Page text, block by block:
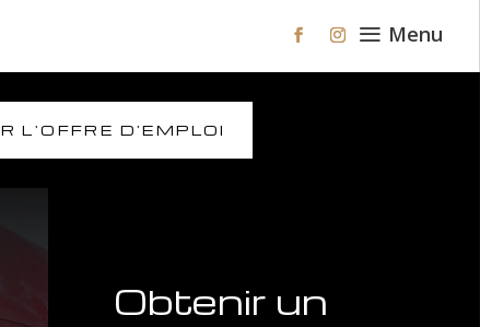
a Menu
L'OFFRE D'EMPLOI
Obtenir un